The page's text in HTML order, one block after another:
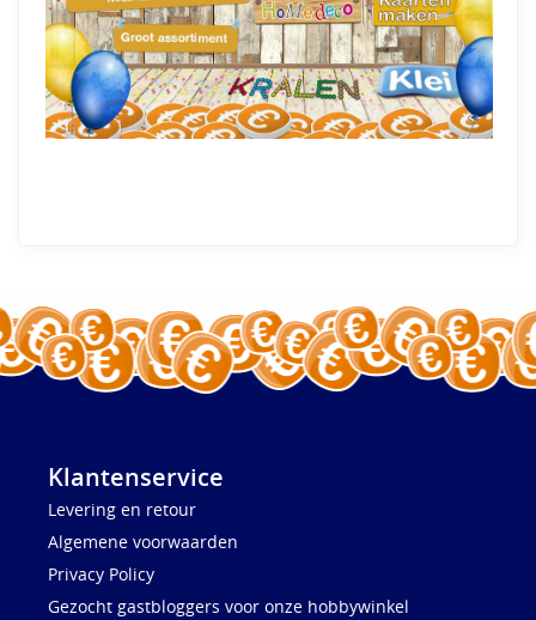
Klantenservice
Levering en retour
Algemene voorwaarden
Privacy Policy
Gezocht gastbloggers voor onze hobbywinkel